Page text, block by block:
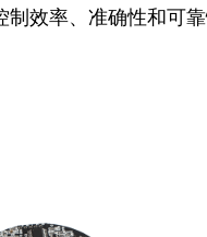
制效率、准确性和可